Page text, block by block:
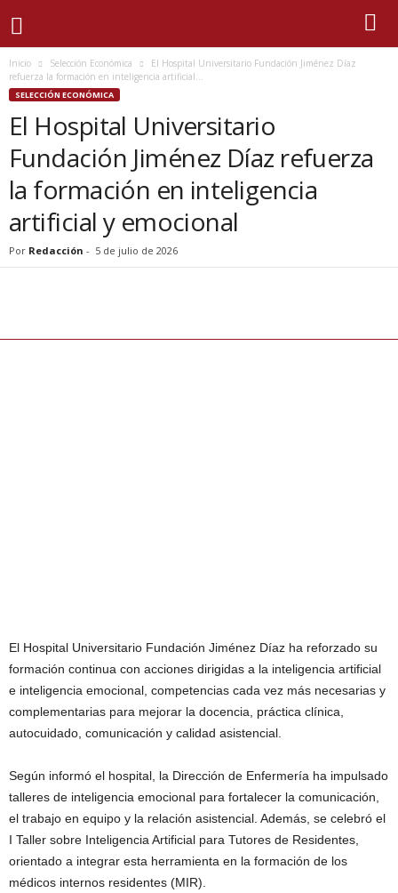
Inicio Selección Económica
El Hospital Universitario Fundación Jiménez Díaz
refuerza la formación en inteligencia artificial...
SELECCIÓN ECONÓMICA
El Hospital Universitario
Fundación Jiménez Díaz refuerza
la formación en inteligencia
artificial y emocional
Por Redacción - 5 de julio de 2026
El Hospital Universitario Fundación Jiménez Díaz ha reforzado su
formación continua con acciones dirigidas a la inteligencia artificial
e inteligencia emocional, competencias cada vez más necesarias y
complementarias para mejorar la docencia, práctica clínica,
autocuidado, comunicación y calidad asistencial.
Según informó el hospital, la Dirección de Enfermería ha impulsado
talleres de inteligencia emocional para fortalecer la comunicación,
el trabajo en equipo y la relación asistencial. Además, se celebró el
I Taller sobre Inteligencia Artificial para Tutores de Residentes,
orientado a integrar esta herramienta en la formación de los
médicos internos residentes (MIR).